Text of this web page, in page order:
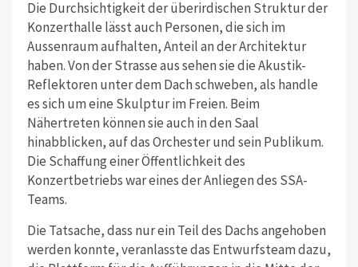
Die Durchsichtigkeit der überirdischen Struktur der
Konzerthalle lässt auch Personen, die sich im
Aussenraum aufhalten, Anteil an der Architektur
haben. Von der Strasse aus sehen sie die Akustik-
Reflektoren unter dem Dach schweben, als handle
es sich um eine Skulptur im Freien. Beim
Nähertreten können sie auch in den Saal
hinabblicken, auf das Orchester und sein Publikum.
Die Schaffung einer Öffentlichkeit des
Konzertbetriebs war eines der Anliegen des SSA-
Teams.
Die Tatsache, dass nur ein Teil des Dachs angehoben
werden konnte, veranlasste das Entwurfsteam dazu,